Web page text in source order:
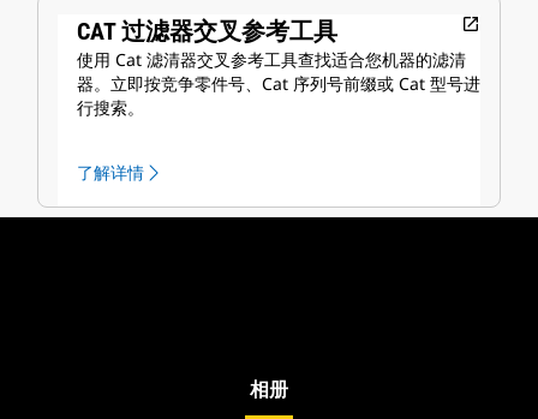
CAT 过滤器交叉参考工具 open_in_new
使用 Cat 滤清器交叉参考工具查找适合您机器的滤清
器。立即按竞争零件号、Cat 序列号前缀或 Cat 型号进
行搜索。
了解详情
相册